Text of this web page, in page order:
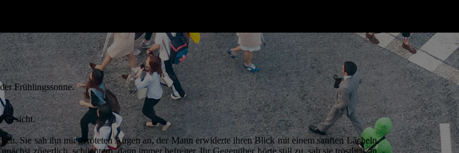
Frühlingssonne.
Gesicht.
Sie sah ihn mit geröteten Augen an, der Mann erwiderte ihren Blick mit einem sanften Lächeln.
zögerlich, schüchtern, dann immer befreiter. Ihr Gegenüber hörte still zu, sah sie tröstlich an,